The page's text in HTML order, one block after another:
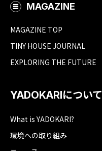
MAGAZINE
MAGAZINE TOP
TINY HOUSE JOURNAL
EXPLORING THE FUTURE
YADOKARIについて
What is YADOKARI?
環境への取り組み